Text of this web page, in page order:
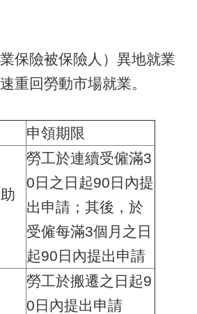
保險被保險人）異地就業
重回勞動市場就業。
申領期限
勞工於連續受僱滿3
0日之日起90日內提
出申請；其後，於
受僱每滿3個月之日
起90日內提出申請
勞工於搬遷之日起9
0日內提出申請